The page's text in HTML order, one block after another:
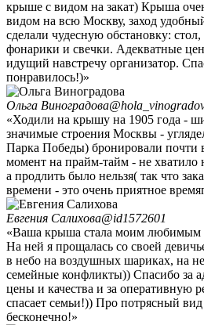
крыше с видом на закат) Крыша
видом на всю Москву, заход
сделали чудесную обстановку: стол,
фонарики и свечки. Адекватные
идущий навстречу организатор.
понравилось!)»‎
Ольга Виноградова
«‎Ходили на крышу на 1905 года -
значимые строения Москвы -
Парка Победы) бронировали почти
момент на прайм-тайм - не хватило
а продлить было нельзя( так что
времени - это очень приятное
Евгения Салихова@id1572601
«‎Ваша крыша стала моим любимым
На ней я прощалась со своей
в небо на воздушных шариках, на
семейные конфликты)) Спасибо за
цены и качества и за оперативную
спасает семьи!)) Про потрясный
бесконечно!»‎